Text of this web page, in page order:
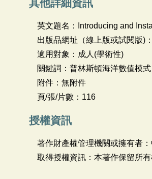
其他詳細資訊
英文題名：
Introducing and
出版品網址（線上版或試閱版)
適用對象：成人(學術性)
關鍵詞：普林斯頓海洋數值模
附件：無附件
頁/張/片數：116
授權資訊
著作財產權管理機關或擁有者
取得授權資訊：本著作保留所